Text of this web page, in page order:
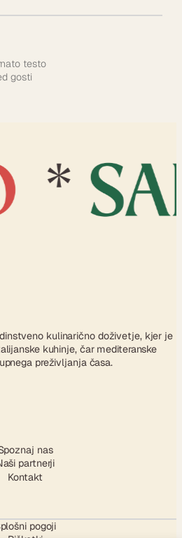
testo
gosti
kulinarično doživetje, kjer je
kuhinje, čar mediteranske
preživljanja časa.
nas
partnerji
Kontakt
pogoji